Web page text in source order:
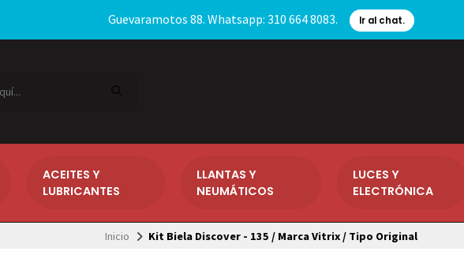
Guevaramotos 88. Whatsapp: 310 664 8083. Ir al chat.
ACEITES Y
LUBRICANTES
LLANTAS Y
NEUMÁTICOS
LUCES Y
ELECTRÓNICA
Inicio Kit Biela Discover - 135 / Marca Vitrix / Tipo Original